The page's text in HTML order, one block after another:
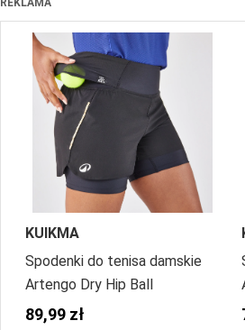
KUIKMA
Spodenki do tenisa damskie
Artengo Dry Hip Ball
89,99 zł